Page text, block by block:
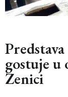
gostuje u
Zenici